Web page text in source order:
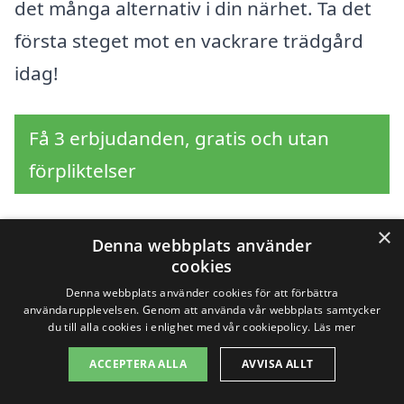
det många alternativ i din närhet. Ta det
första steget mot en vackrare trädgård
idag!
Få 3 erbjudanden, gratis och utan
förpliktelser
Sök efter en
professionell för
trädgårdsarbete i andra
×
Denna webbplats använder
cookies
Denna webbplats använder cookies för att förbättra
användarupplevelsen. Genom att använda vår webbplats samtycker
du till alla cookies i enlighet med vår cookiepolicy. Läs mer
ACCEPTERA ALLA AVVISA ALLT